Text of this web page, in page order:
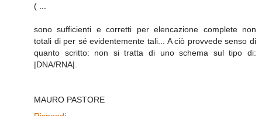
( ...
sono sufficienti e corretti per elencazione complete non
totali di per sé evidentemente tali... A ciò provvede senso di
quanto scritto: non si tratta di uno schema sul tipo di:
|DNA/RNA|.
MAURO PASTORE